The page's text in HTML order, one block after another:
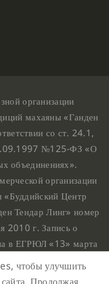
организации
махаяны «Ганден
со ст. 24.1,
№125-ФЗ «О
объединениях».
организации
«Буддийский Центр
Тендар Линг» номер
2010 г. Запись о
в ЕГРЮЛ «13» марта
чтобы улучшить